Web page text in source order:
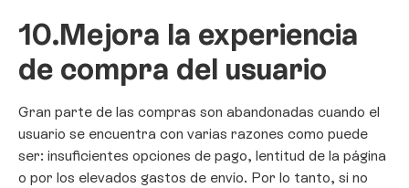
10.Mejora la experiencia
de compra del usuario
Gran parte de las compras son abandonadas cuando el
usuario se encuentra con varias razones como puede
ser: insuficientes opciones de pago, lentitud de la página
o por los elevados gastos de envío. Por lo tanto, si no